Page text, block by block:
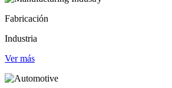
Fabricación
Industria
Ver más